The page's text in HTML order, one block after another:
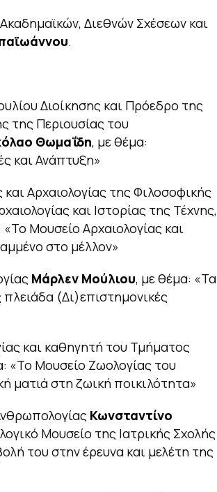
Διεθνών Σχέσεων και
.
Διοίκησης και Πρόεδρο της
της Περιουσίας του
Θωμαΐδη, με θέμα:
και Ανάπτυξη»
Αρχαιολογίας της Φιλοσοφικής
και Ιστορίας της Τέχνης,
Μουσείο Αρχαιολογίας και
στο μέλλον»
Μάρλεν Μούλιου, με θέμα: «Τα
(Δι)επιστημονικές
και καθηγητή του Τμήματος
«Το Μουσείο Ζωολογίας του
ματιά στη ζωική ποικιλότητα»
Κωνσταντίνο
Μουσείο της Ιατρικής Σχολής
του στην έρευνα και μελέτη της